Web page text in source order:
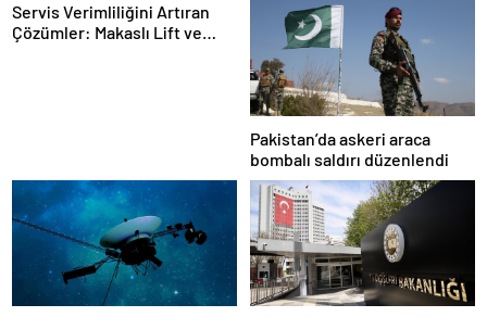
Servis Verimliliğini Artıran
Çözümler: Makaslı Lift ve
Pakistan’da askeri araca
bombalı saldırı düzenlendi